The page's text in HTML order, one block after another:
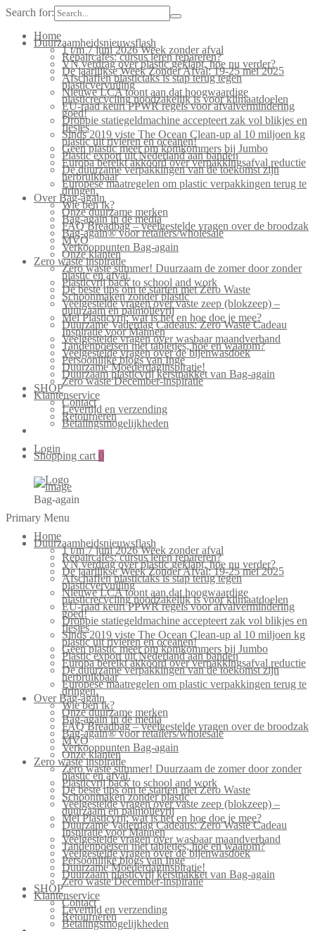
Search for:
Home
Duurzaamheidsnieuwsflash
1 t/m 7 juni 2026 Week zonder afval
Repaircafés: cursus leren repareren?
VN verdrag over plastic geklapt, hoe nu verder?
De jaarlijkse Week Zonder Afval: 19-25 mei 2025
Afschaffen plastictaks is stap terug tegen
plasticvervuiling
Nieuwe LCA toont aan dat hoogwaardige
plasticrecycling noodzakelijk is voor klimaatdoelen
EU-raad keurt PPWR regels voor afvalvermindering
goed!
Droppie statiegeldmachine accepteert zak vol blikjes en
flesjes
Sinds 2019 viste The Ocean Clean-up al 10 miljoen kg
plastic uit rivieren en oceanen!
Geen plastic meer om komkommers bij Jumbo
Plastic export uit Nederland aan banden
Europa bereikt akkoord over verpakkingsafval reductie
De duurzame verpakkingen van de toekomst zijn
herbruikbaar
Europese maatregelen om plastic verpakkingen terug te
dringen.
Over Bag-again
Wie ben ik?
Onze duurzame merken
Bag-again in de media
FAQ Breadbag – veelgestelde vragen over de broodzak
Bag-again® voor retailers/wholesale
MVO
Verkooppunten Bag-again
Onze klanten
Zero waste inspiratie
Zero waste summer! Duurzaam de zomer door zonder
plastic en afval.
Plasticvrij back to school and work
De beste tips om te starten met Zero Waste
Schoonmaken zonder plastic
Veelgestelde vragen over vaste zeep (blokzeep) –
duurzaam en palmolievrij
Mei Plasticvrij: wat is het en hoe doe je mee?
Duurzame Vaderdag Cadeaus: Zero Waste Cadeau
Inspiratie voor Mannen
Veelgestelde vragen over wasbaar maandverband
Tandenpoetsen met tabletjes, hoe en waarom?
Veelgestelde vragen over de bijenwasdoek
Persoonlijke blogs van Inge
Duurzame Moederdaginspiratie!
Duurzaam plasticvrij kerstpakket van Bag-again
Zero waste December-inspiratie
SHOP
Klantenservice
Contact
Levertijd en verzending
Retourneren
Betalingsmogelijkheden
Login
Shopping cart 0
Bag-again
Primary Menu
Home
Duurzaamheidsnieuwsflash
1 t/m 7 juni 2026 Week zonder afval
Repaircafés: cursus leren repareren?
VN verdrag over plastic geklapt, hoe nu verder?
De jaarlijkse Week Zonder Afval: 19-25 mei 2025
Afschaffen plastictaks is stap terug tegen
plasticvervuiling
Nieuwe LCA toont aan dat hoogwaardige
plasticrecycling noodzakelijk is voor klimaatdoelen
EU-raad keurt PPWR regels voor afvalvermindering
goed!
Droppie statiegeldmachine accepteert zak vol blikjes en
flesjes
Sinds 2019 viste The Ocean Clean-up al 10 miljoen kg
plastic uit rivieren en oceanen!
Geen plastic meer om komkommers bij Jumbo
Plastic export uit Nederland aan banden
Europa bereikt akkoord over verpakkingsafval reductie
De duurzame verpakkingen van de toekomst zijn
herbruikbaar
Europese maatregelen om plastic verpakkingen terug te
dringen.
Over Bag-again
Wie ben ik?
Onze duurzame merken
Bag-again in de media
FAQ Breadbag – veelgestelde vragen over de broodzak
Bag-again® voor retailers/wholesale
MVO
Verkooppunten Bag-again
Onze klanten
Zero waste inspiratie
Zero waste summer! Duurzaam de zomer door zonder
plastic en afval.
Plasticvrij back to school and work
De beste tips om te starten met Zero Waste
Schoonmaken zonder plastic
Veelgestelde vragen over vaste zeep (blokzeep) –
duurzaam en palmolievrij
Mei Plasticvrij: wat is het en hoe doe je mee?
Duurzame Vaderdag Cadeaus: Zero Waste Cadeau
Inspiratie voor Mannen
Veelgestelde vragen over wasbaar maandverband
Tandenpoetsen met tabletjes, hoe en waarom?
Veelgestelde vragen over de bijenwasdoek
Persoonlijke blogs van Inge
Duurzame Moederdaginspiratie!
Duurzaam plasticvrij kerstpakket van Bag-again
Zero waste December-inspiratie
SHOP
Klantenservice
Contact
Levertijd en verzending
Retourneren
Betalingsmogelijkheden